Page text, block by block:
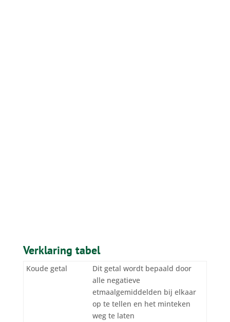
Verklaring tabel
Koude getal
Dit getal wordt bepaald door
alle negatieve
etmaalgemiddelden bij elkaar
op te tellen en het minteken
weg te laten